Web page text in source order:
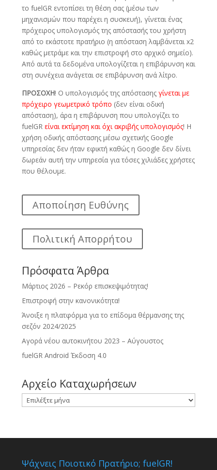
το fuelGR εντοπίσει τη θέση σας (μέσω των
μηχανισμών που παρέχει η συσκευή), γίνεται ένας
πρόχειρος υπολογισμός της απόστασής του χρήστη
από το εκάστοτε πρατήριο (η απόσταση λαμβάνεται x2
καθώς μετράμε και την επιστροφή στο αρχικό σημείο).
Από αυτά τα δεδομένα υπολογίζεται η επιβάρυνση και
στη συνέχεια ανάγεται σε επιβάρυνση ανά λίτρο.
ΠΡΟΣΟΧΗ! Ο υπολογισμός της απόστασης γίνεται με
πρόχειρο γεωμετρικό τρόπο (δεν είναι οδική
απόσταση), άρα η επιβάρυνση που υπολογίζει το
fuelGR είναι εκτίμηση και όχι ακριβής υπολογισμός! Η
χρήση οδικής απόστασης μέσω σχετικής Google
υπηρεσίας δεν ήταν εφικτή καθώς η Google δεν δίνει
δωρεάν αυτή την υπηρεσία για τόσες χιλιάδες χρήστες
που θέλουμε.
Αποποίηση Ευθύνης
Πολιτική Απορρήτου
Πρόσφατα Άρθρα
Μάρτιος 2026 – Ρεκόρ επισκεψιμότητας!
Επιστροφή στην κανονικότητα!
Άνοιξε η πλατφόρμα για το επίδομα θέρμανσης της
σεζόν 2024/2025
Αγορά νέου αυτοκινήτου 2023 – Αύγουστος
fuelGR Android Έκδοση 4.0
Αρχείο Καταχωρήσεων
Αρχείο
Καταχωρήσεων
Ψάχνεις Ποιοτικό Πρατήριο; fuelGR!